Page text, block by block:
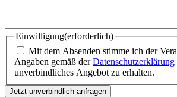
Einwilligung(erforderlich)
Mit dem Absenden stimme ich der
Angaben gemäß derDatenschutzerklärung
unverbindliches Angebot zu erhalten.